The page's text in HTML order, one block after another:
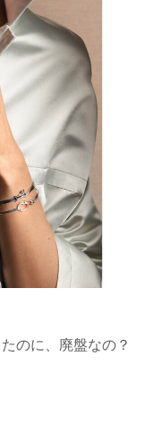
のに、廃盤なの？